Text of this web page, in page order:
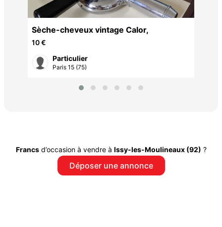
Sèche-cheveux vintage Calor,
10 €
Particulier
Paris 15 (75)
Francsd’occasion à vendre à Issy-les-Moulineaux (92) ?
Déposer une annonce